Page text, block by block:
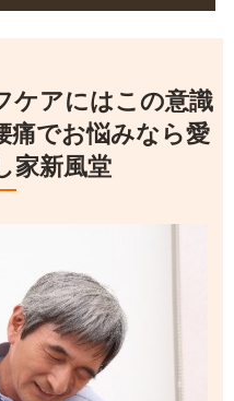
ケアにはこの意識
でお悩みなら愛
家新風堂